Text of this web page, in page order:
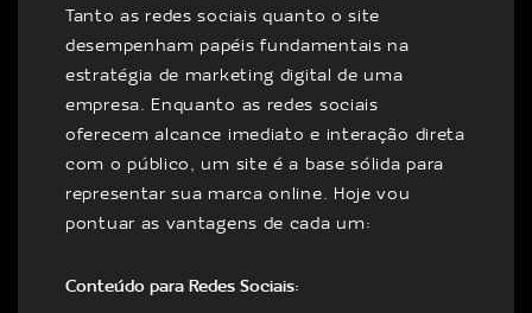
Tanto as redes sociais quanto o site
desempenham papéis fundamentais na
estratégia de marketing digital de uma
empresa. Enquanto as redes sociais
oferecem alcance imediato e interação direta
com o público, um site é a base sólida para
representar sua marca online. Hoje vou
pontuar as vantagens de cada um:
Conteúdo para Redes Sociais: